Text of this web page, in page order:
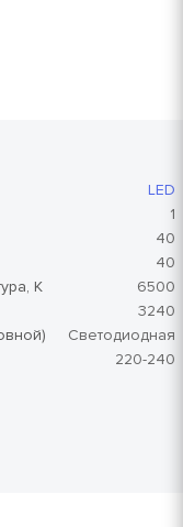
LED
1
40
40
K
6500
3240
Светодиодная
220-240